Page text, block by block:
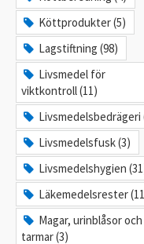
Köttprodukter (5)
Lagstiftning (98)
Livsmedel för
viktkontroll (11)
Livsmedelsbedrägeri
Livsmedelsfusk (3)
Livsmedelshygien
Läkemedelsrester
Magar, urinblåsor och
tarmar (3)